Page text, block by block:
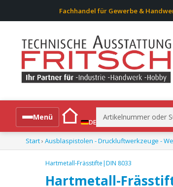
Fachhandel für Gewerbe &
Menü
DE
Suchen
nach:
Alle Produkte
Start› Ausblaspistolen - Druckluftwerkzeuge -
Hartmetall-Frässtifte|DIN 8033
Hartmetall-